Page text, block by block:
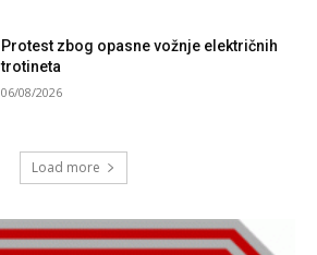
Protest zbog opasne vožnje električnih
trotineta
06/08/2026
Load more